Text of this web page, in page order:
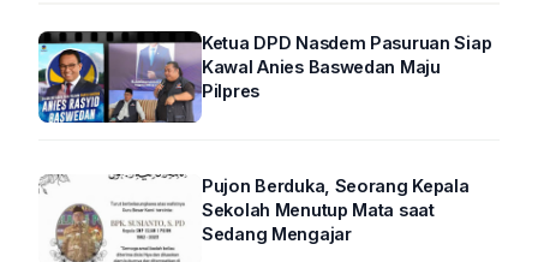
Ketua DPD Nasdem Pasuruan Siap
Kawal Anies Baswedan Maju
Pilpres
Pujon Berduka, Seorang Kepala
Sekolah Menutup Mata saat
Sedang Mengajar